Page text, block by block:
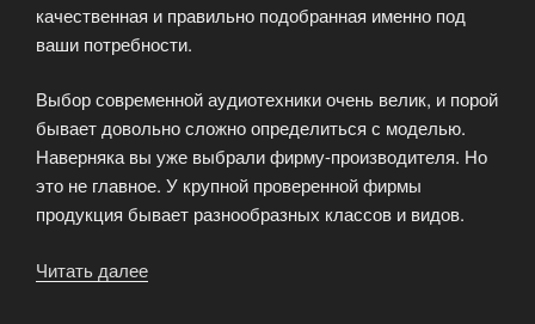
качественная и правильно подобранная именно под
ваши потребности.
Выбор современной аудиотехники очень велик, и порой
бывает довольно сложно определиться с моделью.
Наверняка вы уже выбрали фирму-производителя. Но
это не главное. У крупной проверенной фирмы
продукция бывает разнообразных классов и видов.
Читать далее